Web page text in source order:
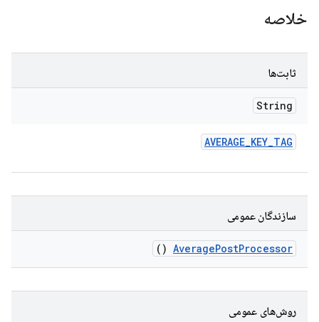
خلاصه
ثابت‌ها
String
AVERAGE_KEY_TAG
سازندگان عمومی
AveragePostProcessor
()
روش‌های عمومی